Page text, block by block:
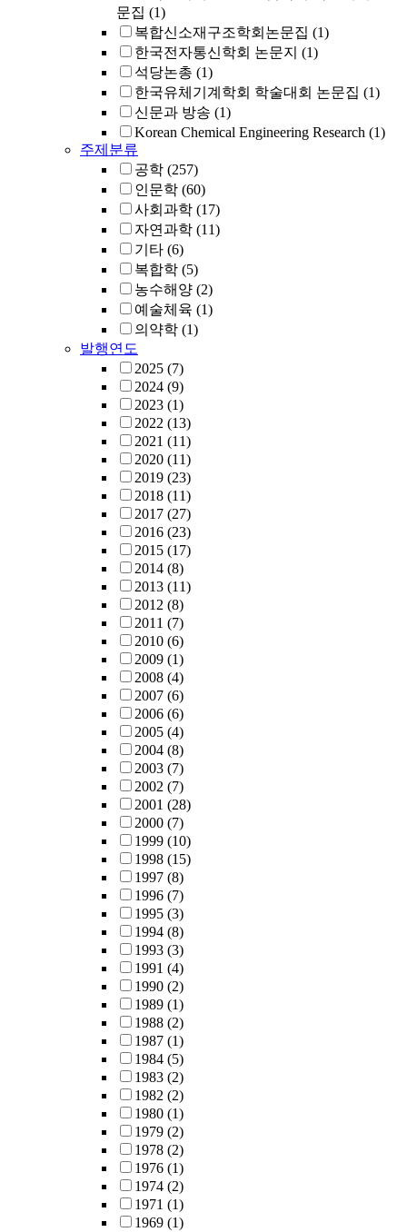
문집 (1)
복합신소재구조학회논문집 (1)
한국전자통신학회 논문지 (1)
석당논총 (1)
한국유체기계학회 학술대회 논문집 (1)
신문과 방송 (1)
Korean Chemical Engineering Research (1)
주제분류
공학 (257)
인문학 (60)
사회과학 (17)
자연과학 (11)
기타 (6)
복합학 (5)
농수해양 (2)
예술체육 (1)
의약학 (1)
발행연도
2025 (7)
2024 (9)
2023 (1)
2022 (13)
2021 (11)
2020 (11)
2019 (23)
2018 (11)
2017 (27)
2016 (23)
2015 (17)
2014 (8)
2013 (11)
2012 (8)
2011 (7)
2010 (6)
2009 (1)
2008 (4)
2007 (6)
2006 (6)
2005 (4)
2004 (8)
2003 (7)
2002 (7)
2001 (28)
2000 (7)
1999 (10)
1998 (15)
1997 (8)
1996 (7)
1995 (3)
1994 (8)
1993 (3)
1991 (4)
1990 (2)
1989 (1)
1988 (2)
1987 (1)
1984 (5)
1983 (2)
1982 (2)
1980 (1)
1979 (2)
1978 (2)
1976 (1)
1974 (2)
1971 (1)
1969 (1)